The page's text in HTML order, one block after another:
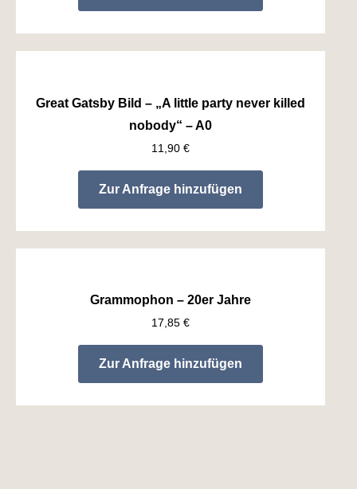
Great Gatsby Bild – „A little party never killed
nobody“ – A0
11,90 €
Zur Anfrage hinzufügen
Grammophon – 20er Jahre
17,85 €
Zur Anfrage hinzufügen